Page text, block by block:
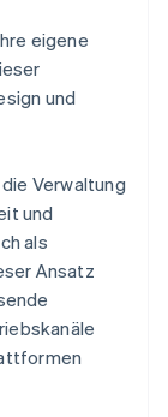
eigene
und
Verwaltung
und
als
Ansatz